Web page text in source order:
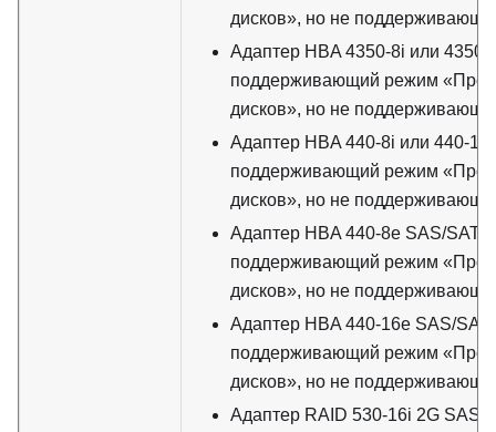
дисков», но не
Адаптер HBA 4350-8i или 4350-
поддерживающий режим
дисков», но не
Адаптер HBA 440-8i или 440-
поддерживающий режим
дисков», но не
Адаптер HBA 440-8e SAS/SATA,
поддерживающий режим
дисков», но не
Адаптер HBA 440-16e SAS/
поддерживающий режим
дисков», но не
Адаптер RAID 530-16i 2G SAS/